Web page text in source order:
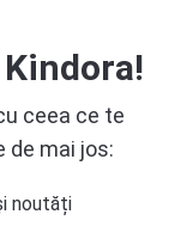
ceea ce te
de mai jos:
noutăți